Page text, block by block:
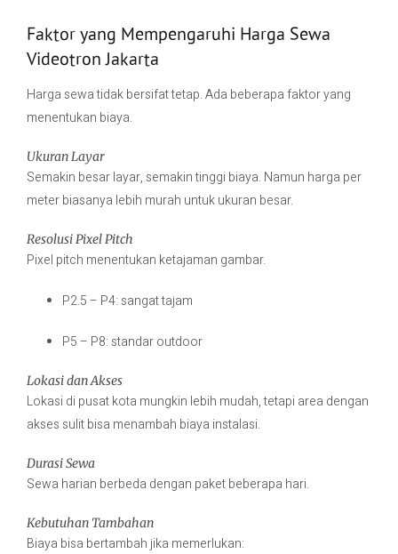
Faktor yang Mempengaruhi Harga Sewa
Videotron Jakarta
Harga sewa tidak bersifat tetap. Ada beberapa faktor yang
menentukan biaya.
Ukuran Layar
Semakin besar layar, semakin tinggi biaya. Namun harga per
meter biasanya lebih murah untuk ukuran besar.
Resolusi Pixel Pitch
Pixel pitch menentukan ketajaman gambar.
P2.5 – P4: sangat tajam
P5 – P8: standar outdoor
Lokasi dan Akses
Lokasi di pusat kota mungkin lebih mudah, tetapi area dengan
akses sulit bisa menambah biaya instalasi.
Durasi Sewa
Sewa harian berbeda dengan paket beberapa hari.
Kebutuhan Tambahan
Biaya bisa bertambah jika memerlukan: